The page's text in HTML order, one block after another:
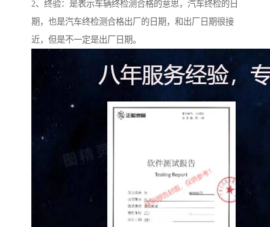
2、终验：是表示车辆终检测合格的意思，汽车终检的日
期，也是汽车终检测合格出厂的日期，和出厂日期很接
近，但是不一定是出厂日期。